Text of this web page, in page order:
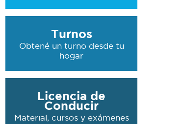
Turnos
Obtené un turno desde tu
hogar
Licencia de
Conducir
Material, cursos y exámenes